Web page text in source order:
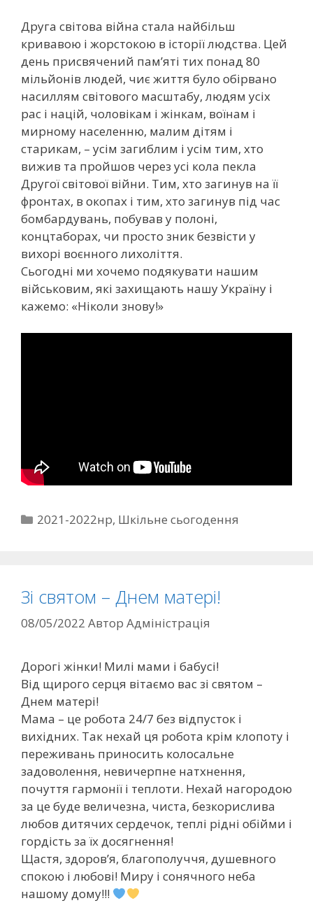
Друга світова війна стала найбільш
кривавою і жорстокою в історії людства. Цей
день присвячений пам’яті тих понад 80
мільйонів людей, чиє життя було обірвано
насиллям світового масштабу, людям усіх
рас і націй, чоловікам і жінкам, воїнам і
мирному населенню, малим дітям і
старикам, – усім загиблим і усім тим, хто
вижив та пройшов через усі кола пекла
Другої світової війни. Тим, хто загинув на її
фронтах, в окопах і тим, хто загинув під час
бомбардувань, побував у полоні,
концтаборах, чи просто зник безвісти у
вихорі воєнного лихоліття.
Сьогодні ми хочемо подякувати нашим
військовим, які захищають нашу Україну і
кажемо: «Ніколи знову!»
2021-2022нр, Шкільне сьогодення
Зі святом – Днем матері!
08/05/2022 Автор Адміністрація
Дорогі жінки! Милі мами і бабусі!
Від щирого серця вітаємо вас зі святом –
Днем матері!
Мама – це робота 24/7 без відпусток і
вихідних. Так нехай ця робота крім клопоту і
переживань приносить колосальне
задоволення, невичерпне натхнення,
почуття гармонії і теплоти. Нехай нагородою
за це буде величезна, чиста, безкорислива
любов дитячих сердечок, теплі рідні обійми і
гордість за їх досягнення!
Щастя, здоров’я, благополуччя, душевного
спокою і любові! Миру і сонячного неба
нашому дому!!!